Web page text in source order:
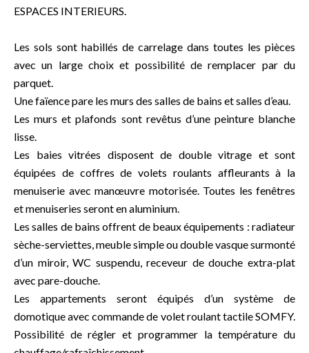
ESPACES INTERIEURS.
Les sols sont habillés de carrelage dans toutes les pièces
avec un large choix et possibilité de remplacer par du
parquet.
Une faïence pare les murs des salles de bains et salles d’eau.
Les murs et plafonds sont revêtus d’une peinture blanche
lisse.
Les baies vitrées disposent de double vitrage et sont
équipées de coffres de volets roulants affleurants à la
menuiserie avec manœuvre motorisée. Toutes les fenêtres
et menuiseries seront en aluminium.
Les salles de bains offrent de beaux équipements : radiateur
sèche-serviettes, meuble simple ou double vasque surmonté
d’un miroir, WC suspendu, receveur de douche extra-plat
avec pare-douche.
Les appartements seront équipés d’un système de
domotique avec commande de volet roulant tactile SOMFY.
Possibilité de régler et programmer la température du